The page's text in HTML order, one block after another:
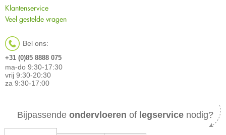
Klantenservice
Veel gestelde vragen
Bel ons:
+31 (0)85 8888 075
ma-do 9:30-17:30
vrij 9:30-20:30
za 9:30-17:00
Bijpassende ondervloeren of legservice nodig?